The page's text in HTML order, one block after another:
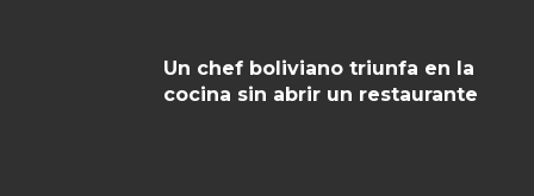
Un chef boliviano triunfa en la
cocina sin abrir un restaurante